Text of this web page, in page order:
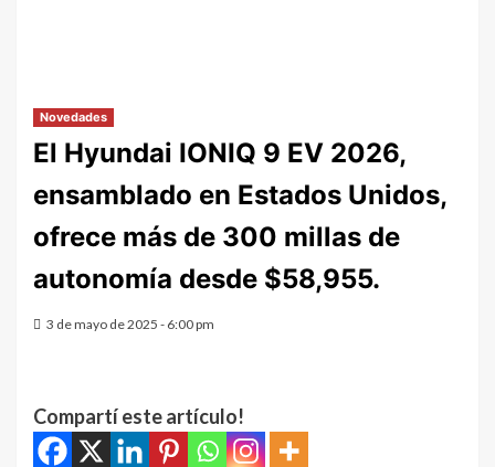
Novedades
El Hyundai IONIQ 9 EV 2026,
ensamblado en Estados Unidos,
ofrece más de 300 millas de
autonomía desde $58,955.
3 de mayo de 2025 - 6:00 pm
Compartí este artículo!